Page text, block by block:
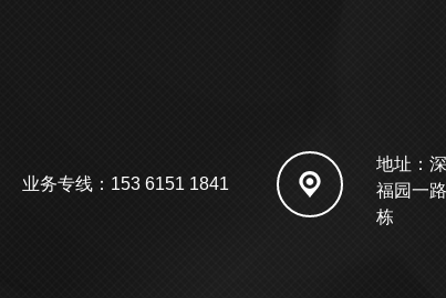
业务专线：153 6151 1841
地址：
福园一
栋